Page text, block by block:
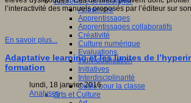
Apprendre
Apprentissages
Apprentissages collaboratifs
Créativité
Culture numérique
Evaluations
Individualisation
Initiatives
Interdisciplinarité
Outils pour la classe
Arts et Culture
l’interactivité des manuels proposés par l’éditeur sur
En savoir plus...
Adaptative learning et les limites de
formation
lundi, 18 janvier 2016
Analyses